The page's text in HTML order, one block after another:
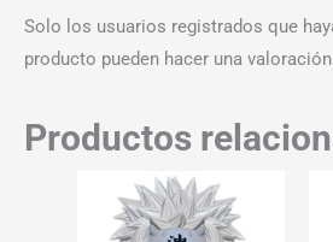
Solo los usuarios registrados que
producto pueden hacer una
Productos